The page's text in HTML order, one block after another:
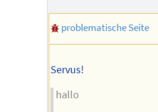
problematische Seite
Servus!
hallo